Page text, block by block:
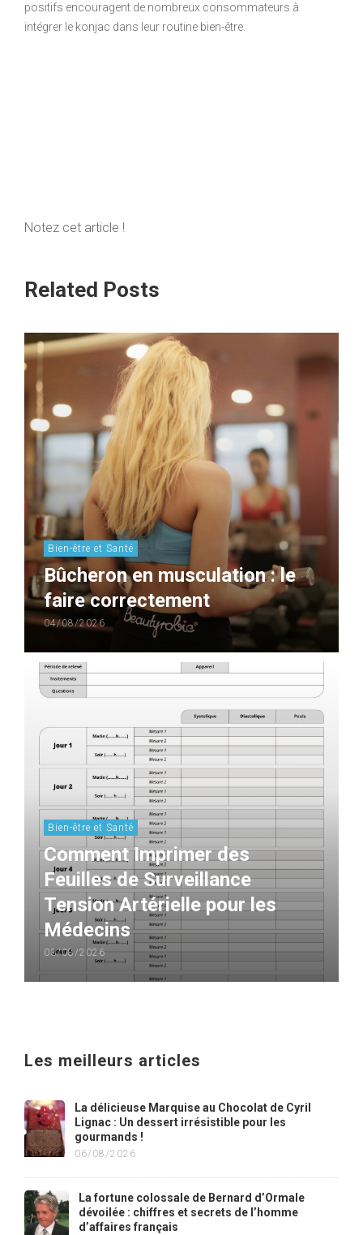
positifs encouragent de nombreux consommateurs à
intégrer le konjac dans leur routine bien-être.
Notez cet article !
Related Posts
Bien-être et Santé
Bûcheron en musculation : le
faire correctement
04/08/2026
Bien-être et Santé
Comment Imprimer des
Feuilles de Surveillance
Tension Artérielle pour les
Médecins
03/08/2026
Les meilleurs articles
La délicieuse Marquise au Chocolat de Cyril
Lignac : Un dessert irrésistible pour les
gourmands !
06/08/2026
La fortune colossale de Bernard d’Ormale
dévoilée : chiffres et secrets de l’homme
d’affaires français